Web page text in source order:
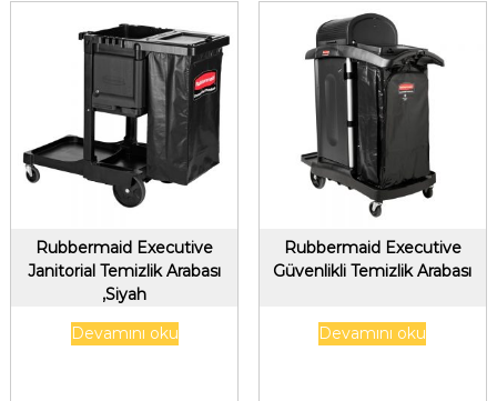
Rubbermaid Executive
Janitorial Temizlik Arabası
,Siyah
Devamını oku
Rubbermaid Executive
Güvenlikli Temizlik Arabası
Devamını oku